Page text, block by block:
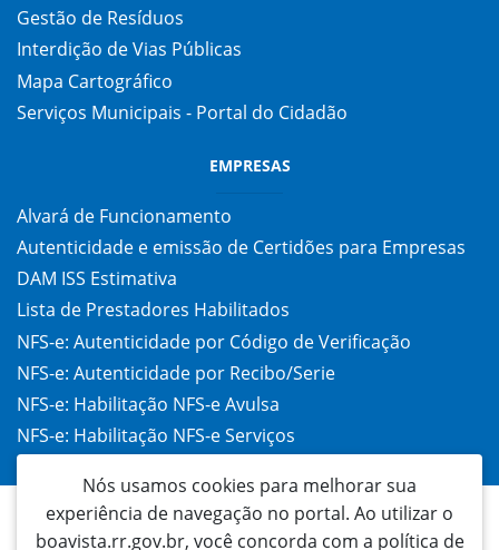
Gestão de Resíduos
Interdição de Vias Públicas
Mapa Cartográfico
Serviços Municipais - Portal do Cidadão
EMPRESAS
Alvará de Funcionamento
Autenticidade e emissão de Certidões para Empresas
DAM ISS Estimativa
Lista de Prestadores Habilitados
NFS-e: Autenticidade por Código de Verificação
NFS-e: Autenticidade por Recibo/Serie
NFS-e: Habilitação NFS-e Avulsa
NFS-e: Habilitação NFS-e Serviços
Nós usamos cookies para melhorar sua
experiência de navegação no portal. Ao utilizar o
boavista.rr.gov.br, você concorda com a política de